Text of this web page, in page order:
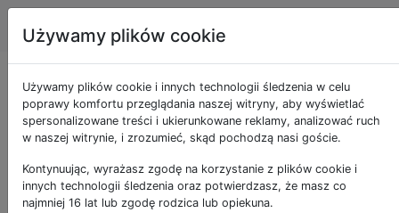
Android Tagi
Jak ustawić
domyślny dialer?
19
Gdzie są konfiguracje, aby ustawić domyślny
Używamy plików cookie
Używamy plików cookie i innych technologii śledzenia w celu
poprawy komfortu przeglądania naszej witryny, aby wyświetlać
spersonalizowane treści i ukierunkowane reklamy, analizować ruch
w naszej witrynie, i zrozumieć, skąd pochodzą nasi goście.
Kontynuując, wyrażasz zgodę na korzystanie z plików cookie i
innych technologii śledzenia oraz potwierdzasz, że masz co
najmniej 16 lat lub zgodę rodzica lub opiekuna.